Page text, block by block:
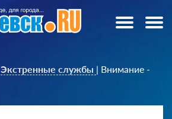
Экстренные службы | Внимание -